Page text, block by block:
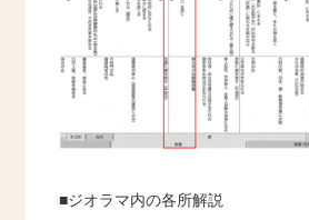
■ジオラマ内の各所解説